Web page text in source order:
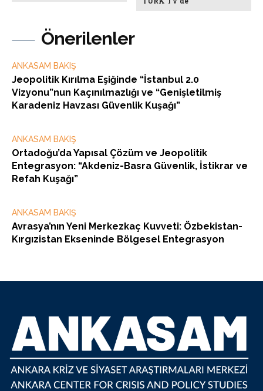
Önerilenler
ANKASAM BAKIŞ
Jeopolitik Kırılma Eşiğinde “İstanbul 2.0
Vizyonu”nun Kaçınılmazlığı ve “Genişletilmiş
Karadeniz Havzası Güvenlik Kuşağı”
ANKASAM BAKIŞ
Ortadoğu’da Yapısal Çözüm ve Jeopolitik
Entegrasyon: “Akdeniz-Basra Güvenlik, İstikrar ve
Refah Kuşağı”
ANKASAM BAKIŞ
Avrasya’nın Yeni Merkezkaç Kuvveti: Özbekistan-
Kırgızistan Ekseninde Bölgesel Entegrasyon